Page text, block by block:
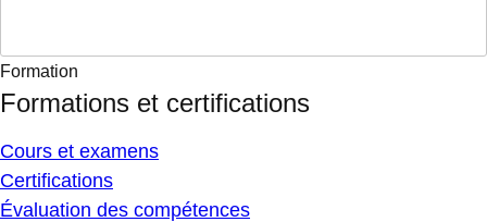
Formation
Formations et certifications
Cours et examens
Certifications
Évaluation des compétences